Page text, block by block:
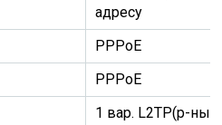
адресу
PPPoE
PPPoE
1 вар. L2TP(р-ны